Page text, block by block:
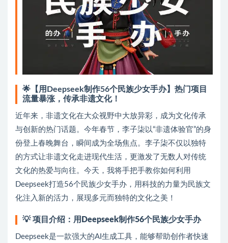
🌟【用Deepseek制作56个民族少女手办】热门项目
流量暴涨，传承非遗文化！
近年来，非遗文化在大众视野中大放异彩，成为文化传承
与创新的热门话题。今年春节，李子柒以“非遗体验官”的身
份登上春晚舞台，瞬间成为全场焦点。李子柒不仅以独特
的方式让非遗文化走进现代生活，更激发了无数人对传统
文化的热爱与向往。今天，我将手把手教你如何利用
Deepseek打造56个民族少女手办，用科技的力量为民族文
化注入新的活力，展现多元而独特的文化之美！
💡项目介绍：用Deepseek制作56个民族少女手办
Deepseek是一款强大的AI生成工具，能够帮助创作者快速